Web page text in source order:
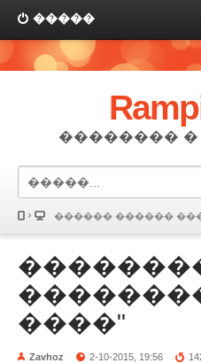
�����
��������
������ ������
����"
Zavhoz 2-10-2015, 19:56